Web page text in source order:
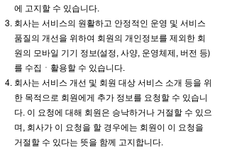
에 고지할 수 있습니다.
회사는 서비스의 원활하고 안정적인 운영 및 서비스
품질의 개선을 위하여 회원의 개인정보를 제외한 회
원의 모바일 기기 정보(설정, 사양, 운영체제, 버전 등)
를 수집ㆍ활용할 수 있습니다.
회사는 서비스 개선 및 회원 대상 서비스 소개 등을 위
한 목적으로 회원에게 추가 정보를 요청할 수 있습니
다. 이 요청에 대해 회원은 승낙하거나 거절할 수 있으
며, 회사가 이 요청을 할 경우에는 회원이 이 요청을
거절할 수 있다는 뜻을 함께 고지합니다.